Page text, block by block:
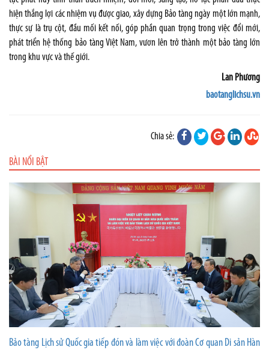
hiện thắng lợi các nhiệm vụ được giao, xây dựng Bảo tàng ngày một lớn mạnh,
thực sự là trụ cột, đầu mối kết nối, góp phần quan trọng trong việc đổi mới,
phát triển hệ thống bảo tàng Việt Nam, vươn lên trở thành một bảo tàng lớn
trong khu vực và thế giới.
Lan Phương
baotanglichsu.vn
Chia sẻ:
BÀI NỔI BẬT
Bảo tàng Lịch sử Quốc gia tiếp đón và làm việc với đoàn Cơ quan Di sản Hàn